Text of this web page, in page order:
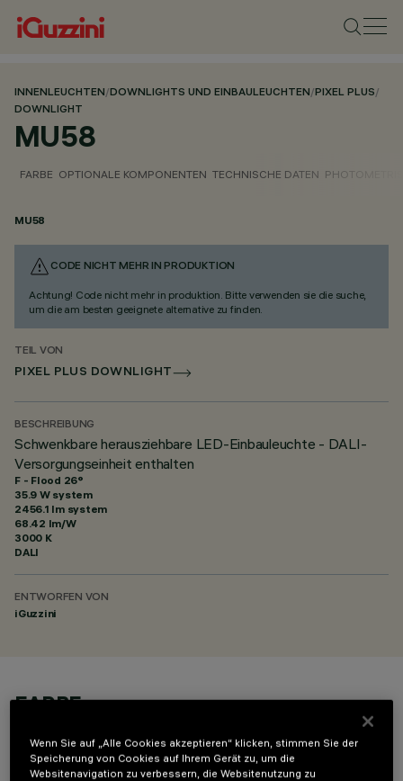
INNENLEUCHTEN/DOWNLIGHTS UND EINBAULEUCHTEN/PIXEL PLUS/
DOWNLIGHT
MU58
FARBE OPTIONALE KOMPONENTEN TECHNISCHE DATEN
MU58
CODE NICHT MEHR IN PRODUKTION
Achtung! Code nicht mehr in produktion. Bitte verwenden sie die suche,
um die am besten geeignete alternative zu finden.
TEIL VON
PIXEL PLUS DOWNLIGHT
BESCHREIBUNG
Schwenkbare herausziehbare LED-Einbauleuchte - DALI-
Versorgungseinheit enthalten
F - Flood 26°
35.9 W system
2456.1 lm system
68.42 lm/W
3000 K
DALI
ENTWORFEN VON
iGuzzini
FARBE
Wenn Sie auf „Alle Cookies akzeptieren“ klicken, stimmen Sie der
Speicherung von Cookies auf Ihrem Gerät zu, um die
Websitenavigation zu verbessern, die Websitenutzung zu